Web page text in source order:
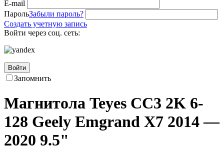
E-mail
ПарольЗабыли пароль?
Создать учетную запись
Войти через соц. сеть:
Войти
Запомнить
Магнитола Teyes CC3 2K 6-
128 Geely Emgrand X7 2014 —
2020 9.5"